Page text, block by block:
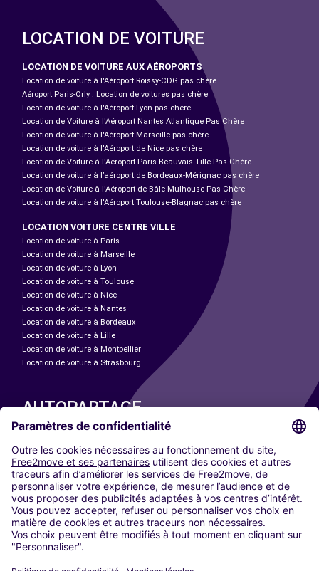
LOCATION DE VOITURE
LOCATION DE VOITURE AUX AÉROPORTS
Location de voiture à l'Aéroport Roissy-CDG pas chère
Aéroport Paris-Orly : Location de voitures pas chère
Location de voiture à l'Aéroport Lyon pas chère
Location de Voiture à l'Aéroport Nantes Atlantique Pas Chère
Location de voiture à l'Aéroport Marseille pas chère
Location de voiture à l'Aéroport de Nice pas chère
Location de Voiture à l'Aéroport Paris Beauvais-Tillé Pas Chère
Location de voiture à l’aéroport de Bordeaux-Mérignac pas chère
Location de Voiture à l'Aéroport de Bâle-Mulhouse Pas Chère
Location de voiture à l'Aéroport Toulouse-Blagnac pas chère
LOCATION VOITURE CENTRE VILLE
Location de voiture à Paris
Location de voiture à Marseille
Location de voiture à Lyon
Location de voiture à Toulouse
Location de voiture à Nice
Location de voiture à Nantes
Location de voiture à Bordeaux
Location de voiture à Lille
Location de voiture à Montpellier
Location de voiture à Strasbourg
AUTOPARTAGE
Paris
Madrid
Washington DC
Milan
Rome
Turin
Vienne
Berlin